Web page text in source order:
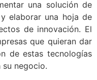
una solución de
elaborar una hoja de
de innovación. El
que quieran dar
de estas tecnologías
negocio.